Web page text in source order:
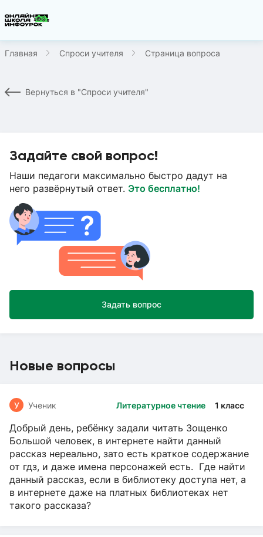
Главная Спроси учителя Страница вопроса
Вернуться в "Спроси учителя"
Задайте свой вопрос!
Наши педагоги максимально быстро дадут на
него развёрнутый ответ. Это бесплатно!
Задать вопрос
Новые вопросы
Литературное чтение 1 класс
У Ученик
Добрый день, ребёнку задали читать Зощенко
Большой человек, в интернете найти данный
рассказ нереально, зато есть краткое содержание
от гдз, и даже имена персонажей есть. Где найти
данный рассказ, если в библиотеку доступа нет, а
в интернете даже на платных библиотеках нет
такого рассказа?